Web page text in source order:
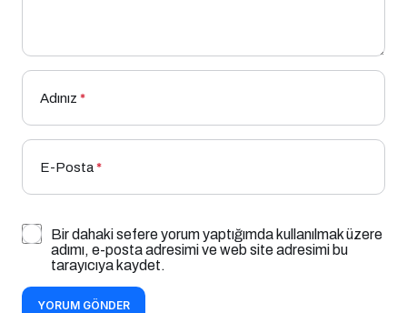
Adınız *
E-Posta*
Bir dahaki sefere yorum yaptığımda kullanılmak üzere
adımı, e-posta adresimi ve web site adresimi bu
tarayıcıya kaydet.
YORUM GÖNDER